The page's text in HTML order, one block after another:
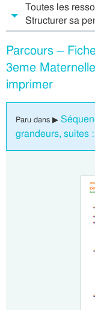
Toutes les
Structurer sa
Parcours –
3eme
imprimer
Paru dans ▶
grandeurs, suites